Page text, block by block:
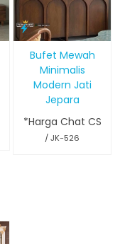
Bufet Mewah
Minimalis
Modern Jati
Jepara
*Harga Chat CS
/ JK-526